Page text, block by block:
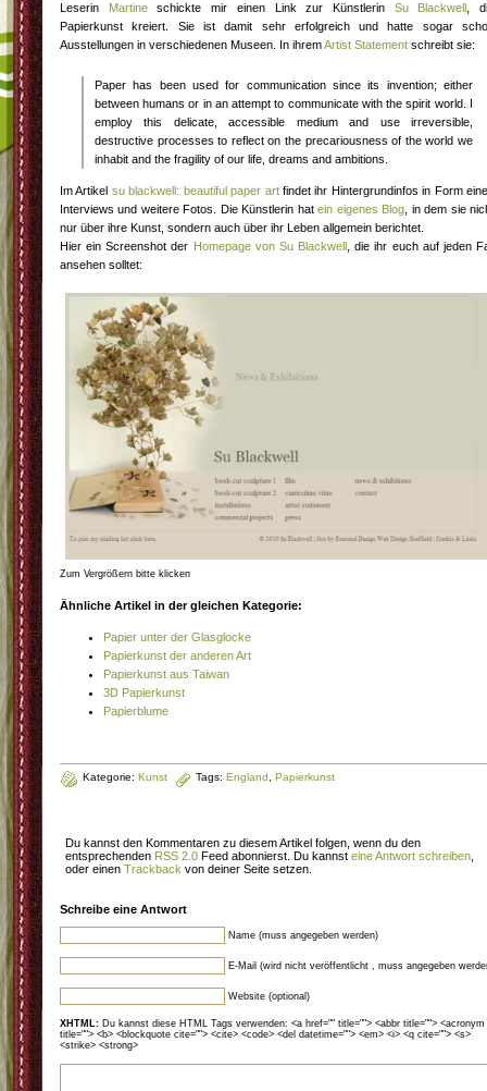
Leserin Martineschickte mir einen Link zur Künstlerin Su Blackwell ,
Papierkunst kreiert. Sie ist damit sehr erfolgreich und hatte sogar
Ausstellungen in verschiedenen Museen. In ihremArtist Statement schreibt sie:
Paper has been used for communication since its invention; either
between humans or in an attempt to communicate with the spirit world. I
employ this delicate, accessible medium and use irreversible,
destructive processes to reflect on the precariousness of the world we
inhabit and the fragility of our life, dreams and ambitions.
Im Artikel su blackwell: beautiful paper artfindet ihr Hintergrundinfos in Form
Interviews und weitere Fotos. Die Künstlerin hatein eigenes Blog , in dem sie
nur über ihre Kunst, sondern auch über ihr Leben allgemein berichtet.
Hier ein Screenshot der Homepage von Su Blackwell , die ihr euch auf jeden
ansehen solltet:
Zum Vergrößern bitte klicken
Ähnliche Artikel in der gleichen Kategorie:
Papier unter der Glasglocke
Papierkunst der anderen Art
Papierkunst aus Taiwan
3D Papierkunst
Papierblume
Kategorie: Kunst Tags: England Papierkunst
Du kannst den Kommentaren zu diesem Artikel folgen, wenn du den
entsprechenden RSS 2.0 Feed abonnierst. Du kannst eine Antwort schreiben
oder einen Trackback von deiner Seite setzen.
Schreibe eine Antwort
Name (muss angegeben werden)
E-Mail (wird nicht veröffentlicht , muss angegeben
Website (optional)
XHTML: Du kannst diese HTML Tags verwenden: <a href="" title=""> <abbr title=""> <acronym
title=""> <b> <blockquote cite=""> <cite> <code> <del datetime=""> <em> <i> <q cite=""> <s>
<strike> <strong>